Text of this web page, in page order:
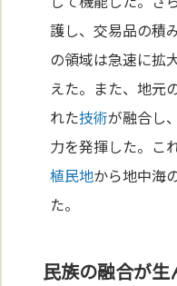
護し、交易品の積
の領域は急速に拡
えた。また、地元
れた技術が融合し、
力を発揮した。こ
植民地から地中海
た。
民族の融合が